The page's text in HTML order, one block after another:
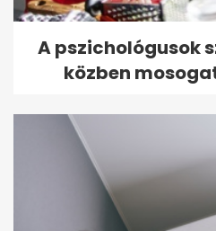
A pszichológusok
közben